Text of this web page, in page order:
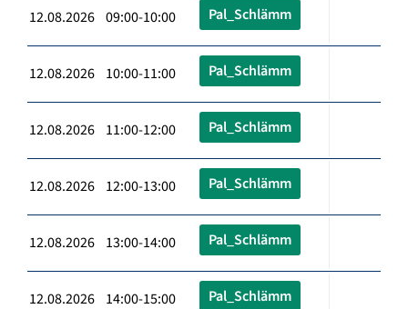
12.08.2026 09:00-10:00 Pal_Schlämm
12.08.2026 10:00-11:00 Pal_Schlämm
12.08.2026 11:00-12:00 Pal_Schlämm
12.08.2026 12:00-13:00 Pal_Schlämm
12.08.2026 13:00-14:00 Pal_Schlämm
12.08.2026 14:00-15:00 Pal_Schlämm